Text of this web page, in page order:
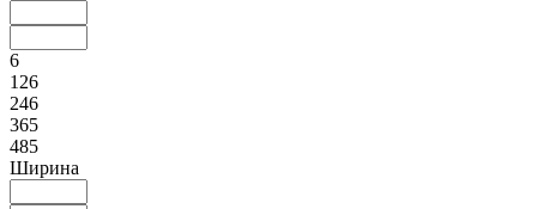
6
126
246
365
485
Ширина